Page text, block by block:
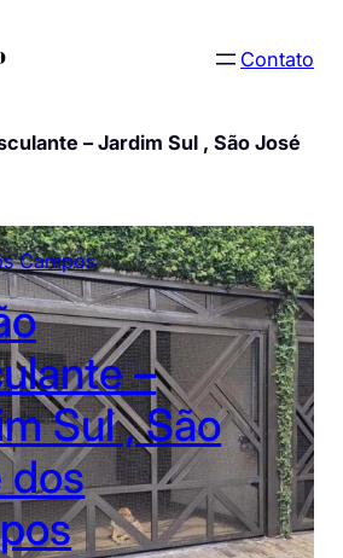
Contato
– Jardim Sul , São José
Campos
–
Sul , São
dos